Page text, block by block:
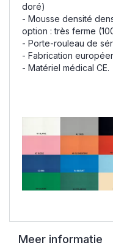
doré)
- Mousse densité
option : très ferme
- Porte-rouleau de
- Fabrication
- Matériel médical CE.
Meer informatie